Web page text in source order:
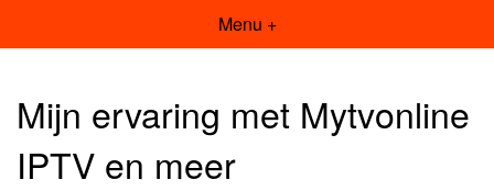
Menu +
Mijn ervaring met Mytvonline
IPTV en meer